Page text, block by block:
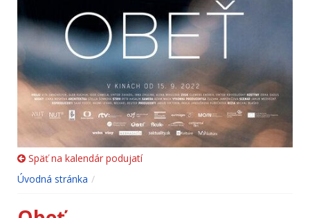
Späť na kalendár podujatí
Úvodná stránka